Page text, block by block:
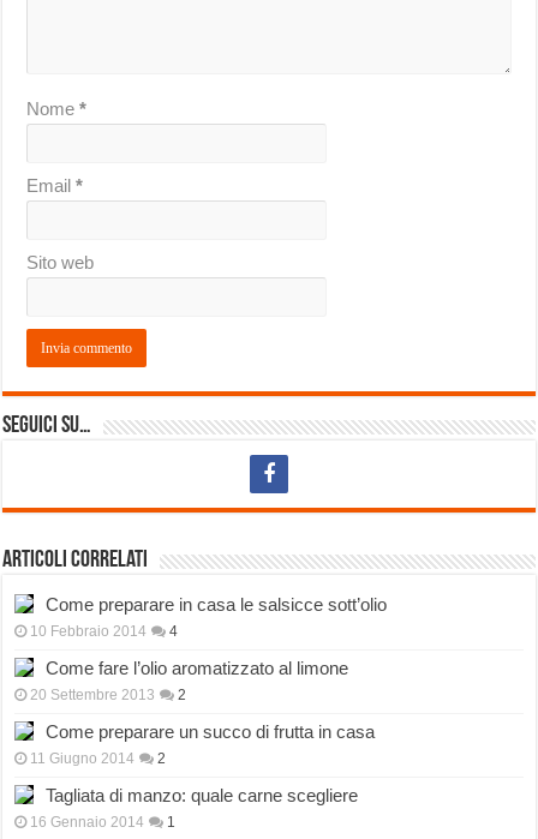
Nome*
Email*
Sito web
Seguici su…
Articoli correlati
Come preparare in casa le salsicce sott’olio
10 Febbraio 2014 4
Come fare l’olio aromatizzato al limone
20 Settembre 2013 2
Come preparare un succo di frutta in casa
11 Giugno 2014 2
Tagliata di manzo: quale carne scegliere
16 Gennaio 2014 1